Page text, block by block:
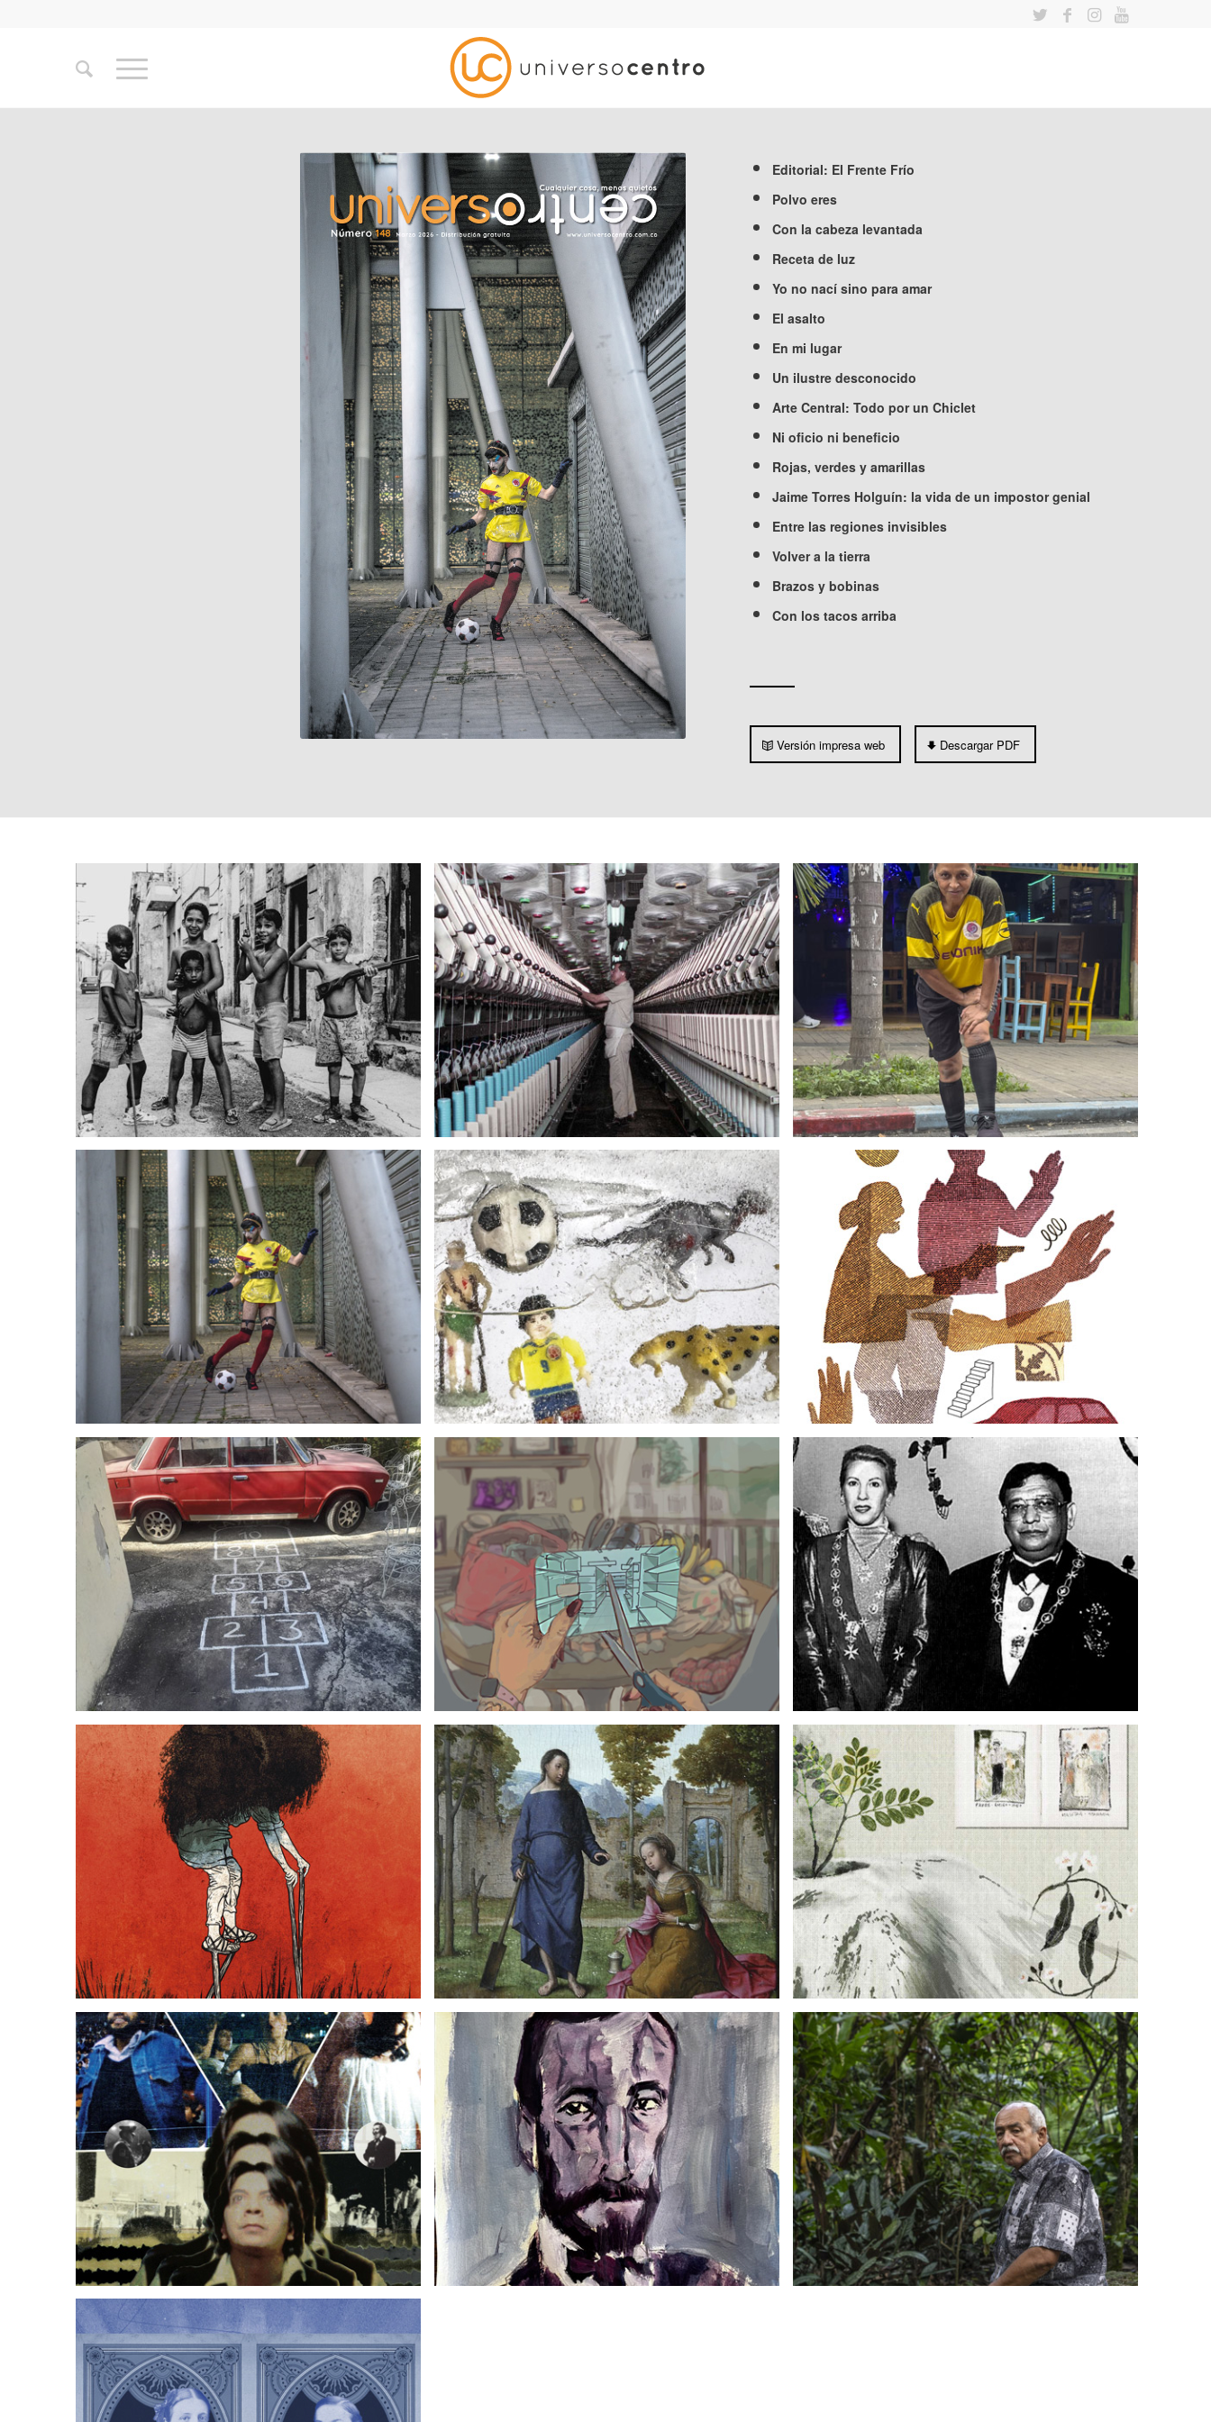
Editorial: El Frente Frío
Polvo eres
Con la cabeza levantada
Receta de luz
Yo no nací sino para amar
El asalto
En mi lugar
Un ilustre desconocido
Arte Central: Todo por un Chiclet
Ni oficio ni beneficio
Rojas, verdes y amarillas
Jaime Torres Holguín: la vida de un impostor genial
Entre las regiones invisibles
Volver a la tierra
Brazos y bobinas
Con los tacos arriba
Versión impresa web Descargar PDF
Arte Central 148: Todo por un Chiclet
Ricardo Llera
23 marzo, 2026
Brazos y bobinas
Jorge Iván Agudelo
21 marzo, 2026
Con la cabeza levantada
Juangui Romero
21 marzo, 2026
Con los tacos arriba
Con los tacos arriba
por FEDERICO MONTOYA URIBE • Fotografías…
6 marzo, 2026
Editorial 148: El Frente Frío
Editorial 148
17 marzo, 2026
El asalto
Juan Vásquez
16 marzo, 2026
En mi lugar
Álvaro Castillo
21 marzo, 2026
Entre las regiones invisibles
Sandra Boreal
17 marzo, 2026
Jaime Torres Holguín: la vida de un
impostor genial
Marcos Fabián Herrera
23 marzo, 2026
Ni oficio ni beneficio
Felipe Osorio Vergara
21 marzo, 2026
Polvo eres
Pascual Gaviria
20 marzo, 2026
Receta de luz
Carlos Suárez Quiceno
20 marzo, 2026
Rojas, verdes y amarillas
Oscar Iván Montoya Loaiza
21 marzo, 2026
Un ilustre desconocido
Carlos Sánchez
21 marzo, 2026
Volver a la tierra
Simón Murillo Melo
20 marzo, 2026
Yo no nací sino para amar